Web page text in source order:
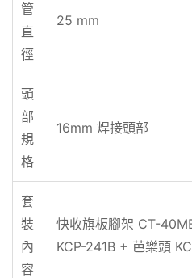
管
直
徑
25 mm
頭
部
規
格
16mm 焊接頭部
套
裝
內
容
快收旗板腳架 CT-
KCP-241B + 芭樂頭